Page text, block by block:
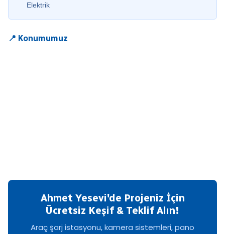
Elektrik
📍 Konumumuz
Ahmet Yesevi'de Projeniz İçin
Ücretsiz Keşif & Teklif Alın!
Araç şarj istasyonu, kamera sistemleri, pano